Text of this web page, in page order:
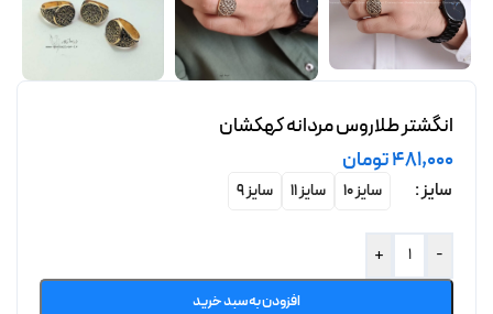
انگشتر طلاروس مردانه کهکشان
481,000تومان
سایز سایز 10 سایز 11 سایز 9
-
+
افزودن به سبد خرید